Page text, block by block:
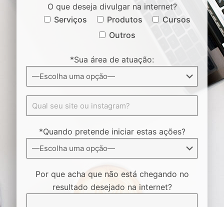
O que deseja divulgar na internet?
Serviços
Produtos
Cursos
Outros
*Sua área de atuação:
*Quando pretende iniciar estas ações?
Por que acha que não está chegando no
resultado desejado na internet?